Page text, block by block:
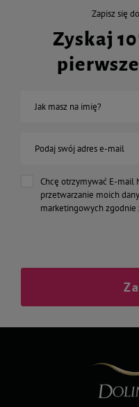
Zapisz się
Zyskaj
Jak masz na imię?
Podaj swój adres e-mail
Chcę otrzymywać E-mail
przetwarzanie moich
marketingowych zgodnie